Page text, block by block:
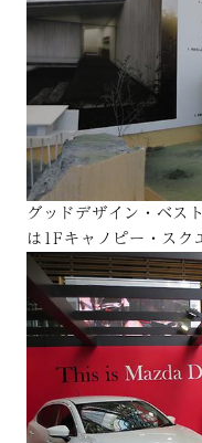
グッドデザイン・ベス
は1Fキャノピー・スク